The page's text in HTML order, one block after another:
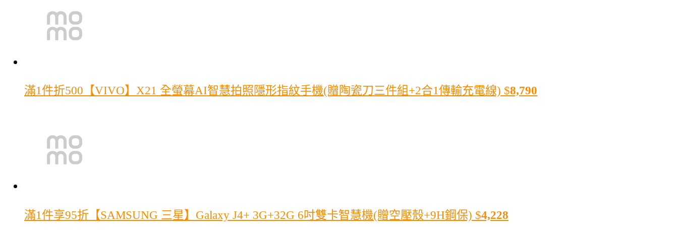
滿1件折500 【VIVO】X21 全螢幕AI智慧拍照隱形指紋手機(贈陶瓷刀三件組+2合1傳輸充電線) $8,790
滿1件享95折 【SAMSUNG 三星】Galaxy J4+ 3G+32G 6吋雙卡智慧機(贈空壓殼+9H鋼保) $4,228